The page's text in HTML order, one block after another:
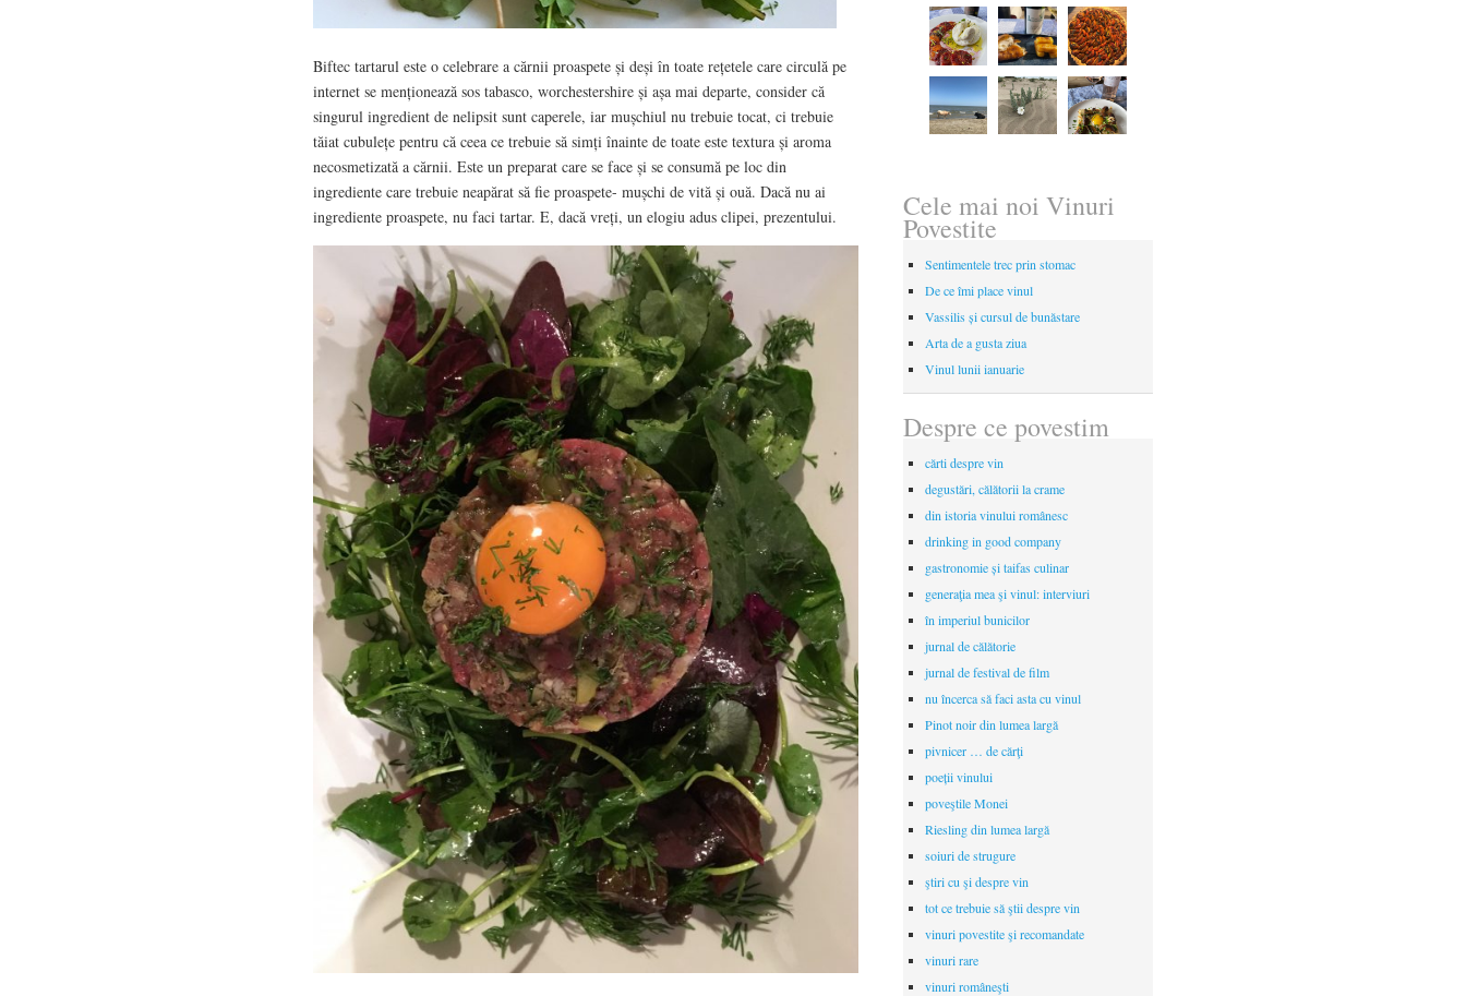
Biftec tartarul este o celebrare a cărnii proaspete și deși în toate rețetele care circulă pe
internet se menționează sos tabasco, worchestershire și așa mai departe, consider că
singurul ingredient de nelipsit sunt caperele, iar mușchiul nu trebuie tocat, ci trebuie
tăiat cubulețe pentru că ceea ce trebuie să simți înainte de toate este textura și aroma
necosmetizată a cărnii. Este un preparat care se face și se consumă pe loc din
ingrediente care trebuie neapărat să fie proaspete- mușchi de vită și ouă. Dacă nu ai
ingrediente proaspete, nu faci tartar. E, dacă vreți, un elogiu adus clipei, prezentului.
Cele mai noi Vinuri
Povestite
Sentimentele trec prin stomac
De ce îmi place vinul
Vassilis și cursul de bunăstare
Arta de a gusta ziua
Vinul lunii ianuarie
Despre ce povestim
cărti despre vin
degustări, călătorii la crame
din istoria vinului românesc
drinking in good company
gastronomie și taifas culinar
generaţia mea şi vinul: interviuri
în imperiul bunicilor
jurnal de călătorie
jurnal de festival de film
nu încerca să faci asta cu vinul
Pinot noir din lumea largă
pivnicer … de cărţi
poeții vinului
poveştile Monei
Riesling din lumea largă
soiuri de strugure
ştiri cu şi despre vin
tot ce trebuie să ştii despre vin
vinuri povestite şi recomandate
vinuri rare
vinuri româneşti